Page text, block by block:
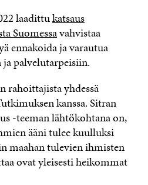
laadittukatsaus
Suomessavahvistaa
ennakoida ja varautua
palvelutarpeisiin.
rahoittajista yhdessä
kanssa. Sitran
-teeman lähtökohtana on,
ääni tulee kuulluksi
maahan tulevien ihmisten
ovat yleisesti heikommat